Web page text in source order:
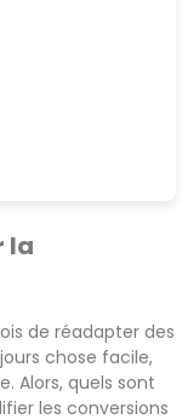
la
de réadapter des
chose facile,
Alors, quels sont
les conversions